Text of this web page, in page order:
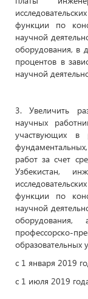
функции по
научной
оборудования, в
процентов в
научной
3. Увеличить
научных
участвующих в
работ за счет
Узбекистан,
функции по
научной
образовательных
с 1 января 2019
с 1 июля 2019